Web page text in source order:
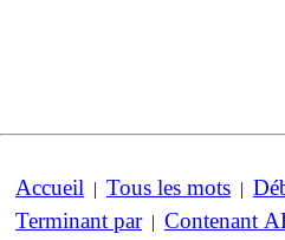
Accueil | Tous les mots |
Terminant par| Contenant